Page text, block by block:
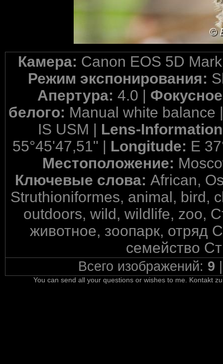
Камера: Canon EOS 5D
Режим экспонирования:
Апертура: 4.0 |
белого: Manual white balance
IS USM | Lens-
55°45'47,51" | Longitude: E
Местоположение:
Ключевые слова: African,
Struthioniformes, animal, bird,
outdoors, wild, wildlife, zoo,
животное, зоопарк, отряд
семейство
Всего изображений: 9
You can send all your questions or wishes to me. Kontakt